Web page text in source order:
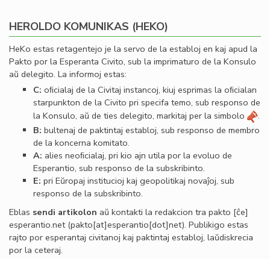
HEROLDO KOMUNIKAS (HEKO)
HeKo estas retagentejo je la servo de la establoj en kaj apud la
Pakto por la Esperanta Civito, sub la imprimaturo de la Konsulo
aŭ delegito. La informoj estas:
C: oﬁcialaj de la Civitaj instancoj, kiuj esprimas la oﬁcialan
starpunkton de la Civito pri specifa temo, sub responso de
la Konsulo, aŭ de ties delegito, markitaj per la simbolo
.
B: bultenaj de paktintaj establoj, sub responso de membro
de la koncerna komitato.
A: alies neoﬁcialaj, pri kio ajn utila por la evoluo de
Esperantio, sub responso de la subskribinto.
E: pri Eŭropaj institucioj kaj geopolitikaj novaĵoj, sub
responso de la subskribinto.
Eblas sendi artikolon aŭ kontakti la redakcion tra pakto [ĉe]
esperantio.net(pakto[at]esperantio[dot]net). Publikigo estas
rajto por esperantaj civitanoj kaj paktintaj establoj, laŭdiskrecia
por la ceteraj.